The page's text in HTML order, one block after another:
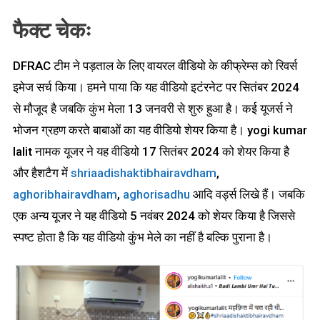
फैक्ट चेकः
DFRAC टीम ने पड़ताल के लिए वायरल वीडियो के कीफ्रेम्स को रिवर्स
इमेज सर्च किया। हमने पाया कि यह वीडियो इटंरनेट पर सितंबर 2024
से मौजूद है जबकि कुंभ मेला 13 जनवरी से शुरु हुआ है। कई यूजर्स ने
भोजन ग्रहण करते बाबाओं का यह वीडियो शेयर किया है। yogi kumar
lalit नामक यूजर ने यह वीडियो 17 सितंबर 2024 को शेयर किया है
और हैशटैग में shriaadishaktibhairavdham,
aghoribhairavdham, aghorisadhu आदि वर्ड्स लिखे हैं। जबकि
एक अन्य यूजर ने यह वीडियो 5 नवंबर 2024 को शेयर किया है जिससे
स्पष्ट होता है कि यह वीडियो कुंभ मेले का नहीं है बल्कि पुराना है।